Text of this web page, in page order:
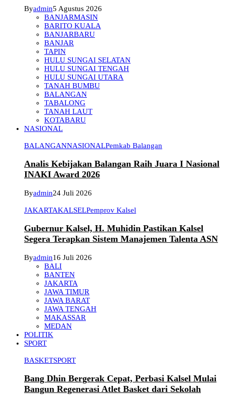
Byadmin5 Agustus 2026
BANJARMASIN
BARITO KUALA
BANJARBARU
BANJAR
TAPIN
HULU SUNGAI SELATAN
HULU SUNGAI TENGAH
HULU SUNGAI UTARA
TANAH BUMBU
BALANGAN
TABALONG
TANAH LAUT
KOTABARU
NASIONAL
BALANGANNASIONALPemkab Balangan
Analis Kebijakan Balangan Raih Juara I Nasional
INAKI Award 2026
Byadmin24 Juli 2026
JAKARTAKALSELPemprov Kalsel
Gubernur Kalsel, H. Muhidin Pastikan Kalsel
Segera Terapkan Sistem Manajemen Talenta ASN
Byadmin16 Juli 2026
BALI
BANTEN
JAKARTA
JAWA TIMUR
JAWA BARAT
JAWA TENGAH
MAKASSAR
MEDAN
POLITIK
SPORT
BASKETSPORT
Bang Dhin Bergerak Cepat, Perbasi Kalsel Mulai
Bangun Regenerasi Atlet Basket dari Sekolah